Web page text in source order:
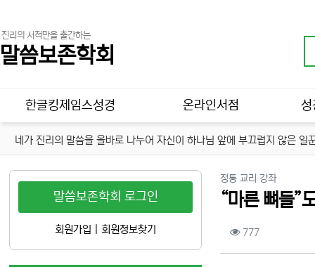
진리의 서적만을 출간하는
말씀보존학회
메인 메뉴
한글킹제임스성경 온라인서점 성
네가 진리의 말씀을 올바로 나누어 자신이 하나님 앞에 부끄럽지 않은
정통 교리 강좌분류
“마른 뼈들”
컨텐츠 정보
777조회
말씀보존학회 로그인
회원가입 회원정보찾기